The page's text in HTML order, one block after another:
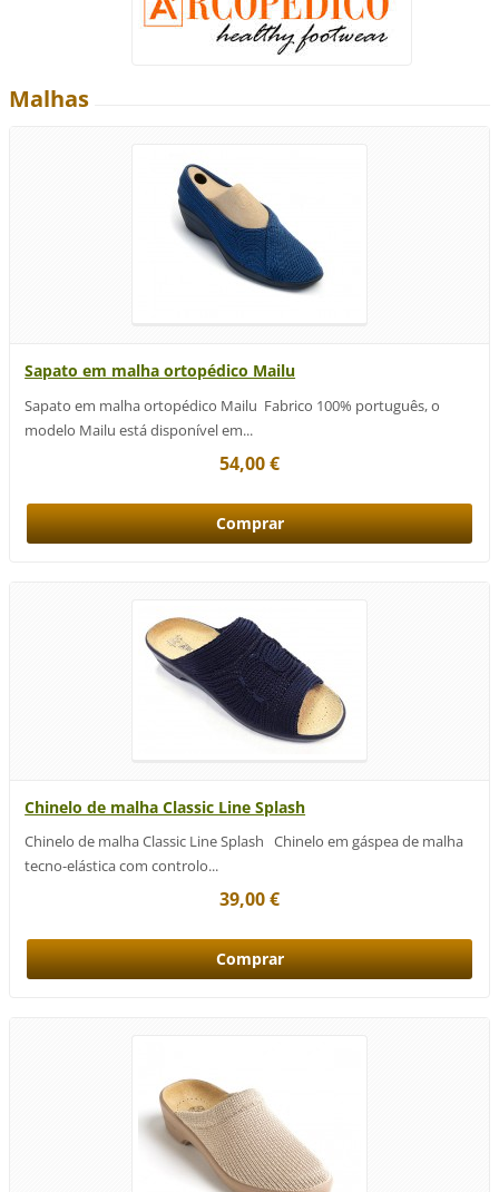
Malhas
Sapato em malha ortopédico Mailu
Sapato em malha ortopédico Mailu Fabrico 100% português, o
modelo Mailu está disponível em...
54,00 €
Chinelo de malha Classic Line Splash
Chinelo de malha Classic Line Splash Chinelo em gáspea de malha
tecno-elástica com controlo...
39,00 €